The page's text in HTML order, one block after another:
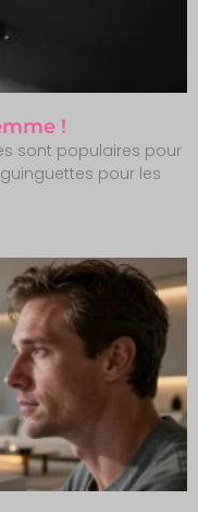
!
sont populaires pour
pour les